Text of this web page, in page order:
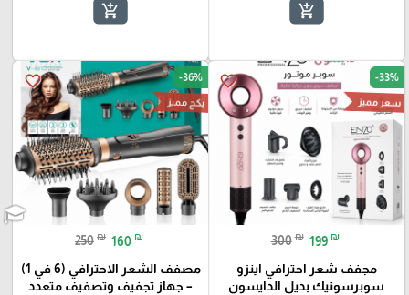
add_shopping_cart
add_shopping_cart
favorite_border -33%
سعر مميز
300 ₪ 199 ₪
مجفف شعر احترافي اينزو
سوبرسونيك بديل الدايسون
favorite_border -36%
بكج مميز
250 ₪ 160 ₪
مصفف الشعر الاحترافي (6 في 1)
– جهاز تجفيف وتصفيف متعدد